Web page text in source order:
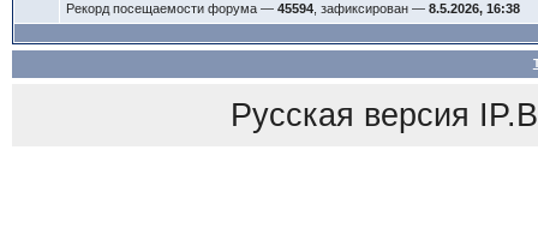
Рекорд посещаемости форума — 45594, зафиксирован — 8.5.2026, 16:38
Русская версия